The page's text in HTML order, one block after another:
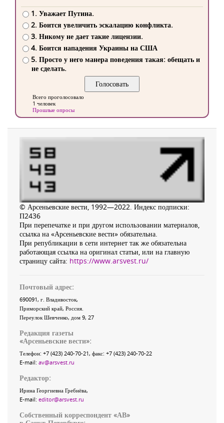
1. Уважает Путина.
2. Боится увеличить эскалацию конфликта.
3. Никому не дает такие лицензии.
4. Боится нападения Украины на США
5. Просто у него манера поведения такая: обещать и
не сделать.
Всего проголосовало
1 человек
Прошлые опросы
© Арсеньевские вести, 1992—2022. Индекс подписки:
П2436
При перепечатке и при другом использовании материалов,
ссылка на «Арсеньевские вести» обязательна.
При републикации в сети интернет так же обязательна
работающая ссылка на оригинал статьи, или на главную
страницу сайта: https://www.arsvest.ru/
Почтовый адрес:
690091, г. Владивосток,
Приморский край, Россия
Переулок Шевченко, дом 9, 27
Редакция газеты
«Арсеньевские вести»:
Телефон: +7 (423) 240-70-21, факс: +7 (423) 240-70-22
E-mail: av@arsvest.ru
Редактор:
Ирина Георгиевна Гребнёва,
E-mail: editor@arsvest.ru
Собственный корреспондент «АВ»